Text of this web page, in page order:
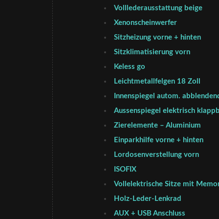
Volllederausstattung beige
Xenonscheinwerfer
Sitzheizung vorne + hinten
Sitzklimatisierung vorn
Keless go
Leichtmetallfelgen 18 Zoll
Innenspiegel autom.
Aussenspiegel elektrisch
Zierelemente – Aluminium
Einparkhilfe vorne + hinten
Lordosenverstellung vorn
ISOFIX
Vollelektrische Sitze mit
Holz-Leder-Lenkrad
AUX + USB Anschluss